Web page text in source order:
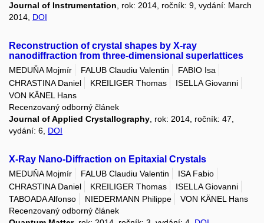
Journal of Instrumentation , rok: 2014, ročník: 9, vydání: March
2014, DOI
Reconstruction of crystal shapes by X-ray
nanodiffraction from three-dimensional superlattices
MEDUŇA Mojmír FALUB Claudiu Valentin
FABIO Isa
CHRASTINA Daniel
KREILIGER Thomas
ISELLA Giovanni
VON KÄNEL Hans
Recenzovaný odborný článek
Journal of Applied Crystallography , rok: 2014, ročník: 47,
vydání: 6, DOI
X-Ray Nano-Diffraction on Epitaxial Crystals
MEDUŇA Mojmír FALUB Claudiu Valentin
ISA Fabio
CHRASTINA Daniel
KREILIGER Thomas
ISELLA Giovanni
TABOADA Alfonso
NIEDERMANN Philippe
VON KÄNEL Hans
Recenzovaný odborný článek